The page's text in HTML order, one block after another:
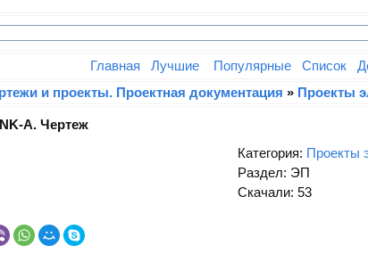
Главная Лучшие Популярные Список
и проекты. Проектная документация » Проекты
A. Чертеж
Категория: Проекты
Раздел: ЭП
Скачали: 53